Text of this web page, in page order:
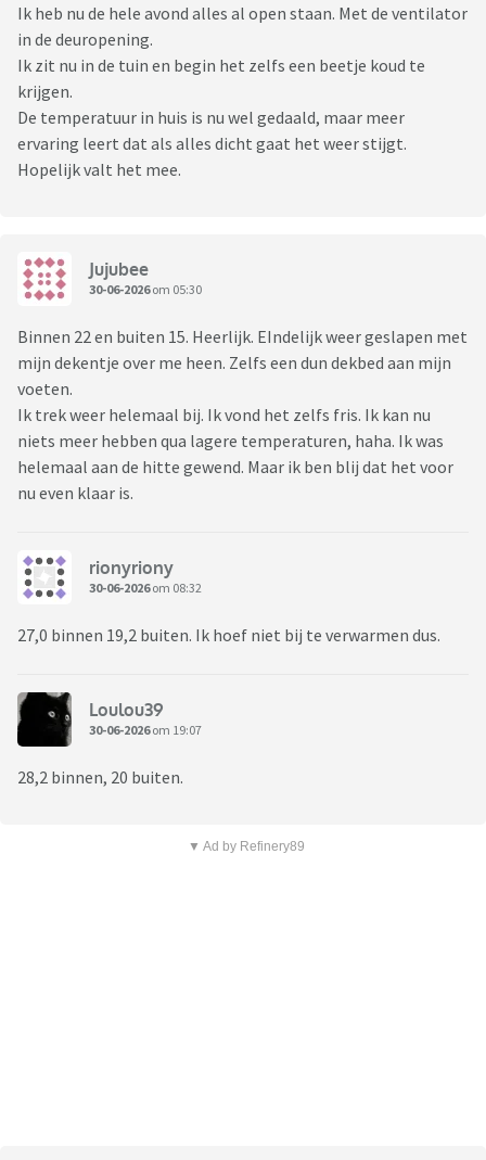
Ik heb nu de hele avond alles al open staan. Met de ventilator
in de deuropening.
Ik zit nu in de tuin en begin het zelfs een beetje koud te
krijgen.
De temperatuur in huis is nu wel gedaald, maar meer
ervaring leert dat als alles dicht gaat het weer stijgt.
Hopelijk valt het mee.
Jujubee
30-06-2026om 05:30
Binnen 22 en buiten 15. Heerlijk. EIndelijk weer geslapen met
mijn dekentje over me heen. Zelfs een dun dekbed aan mijn
voeten.
Ik trek weer helemaal bij. Ik vond het zelfs fris. Ik kan nu
niets meer hebben qua lagere temperaturen, haha. Ik was
helemaal aan de hitte gewend. Maar ik ben blij dat het voor
nu even klaar is.
rionyriony
30-06-2026om 08:32
27,0 binnen 19,2 buiten. Ik hoef niet bij te verwarmen dus.
Loulou39
30-06-2026om 19:07
28,2 binnen, 20 buiten.
▼ Ad by Refinery89